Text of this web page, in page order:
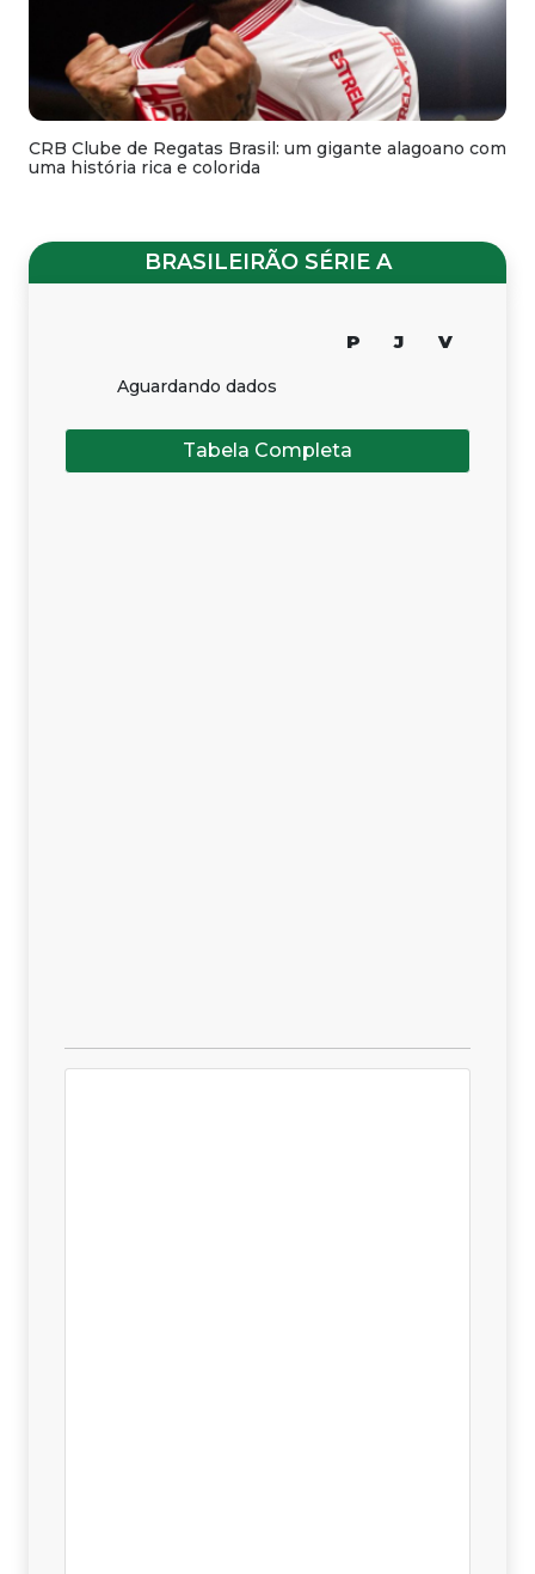
CRB Clube de Regatas Brasil: um gigante alagoano com
uma história rica e colorida
BRASILEIRÃO SÉRIE A
P J V
Aguardando dados
Tabela Completa